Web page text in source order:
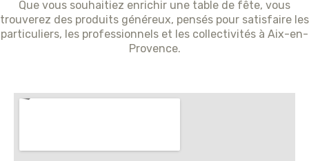
Que vous souhaitiez enrichir une table de fête, vous
trouverez des produits généreux, pensés pour satisfaire les
particuliers, les professionnels et les collectivités à Aix-en-
Provence.